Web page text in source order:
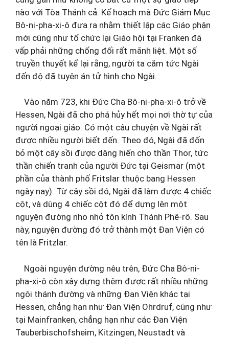
nào với Tòa Thánh cả. Kế hoạch mà Đức Giám Mục
Bô-ni-pha-xi-ô đưa ra nhằm thiết lập các Giáo phận
mới cũng như tổ chức lại Giáo hội tại Franken đã
vấp phải những chống đối rất mãnh liệt. Một số
truyền thuyết kể lại rằng, người ta căm tức Ngài
đến độ đã tuyên án tử hình cho Ngài.
Vào năm 723, khi Đức Cha Bô-ni-pha-xi-ô trở về
Hessen, Ngài đã cho phá hủy hết mọi nơi thờ tự của
người ngoại giáo. Có một câu chuyện về Ngài rất
được nhiều người biết đến. Theo đó, Ngài đã đốn
bỏ một cây sồi được dâng hiến cho thần Thor, tức
thần chiến tranh của người Đức tại Geismar (một
phần của thành phố Fritslar thuộc bang Hessen
ngày nay). Từ cây sồi đó, Ngài đã làm được 4 chiếc
cột, và dùng 4 chiếc cột đó để dựng lên một
nguyện đường nho nhỏ tôn kính Thánh Phê-rô. Sau
này, nguyện đường đó trở thành một Đan Viện có
tên là Fritzlar.
Ngoài nguyện đường nêu trên, Đức Cha Bô-ni-
pha-xi-ô còn xây dựng thêm được rất nhiều những
ngôi thánh đường và những Đan Viện khác tại
Hessen, chẳng hạn như Đan Viện Ohrdruf, cũng như
tại Mainfranken, chẳng hạn như các Đan Viện
Tauberbischofsheim, Kitzingen, Neustadt và